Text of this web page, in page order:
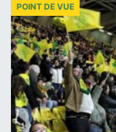
POINT DE VUE